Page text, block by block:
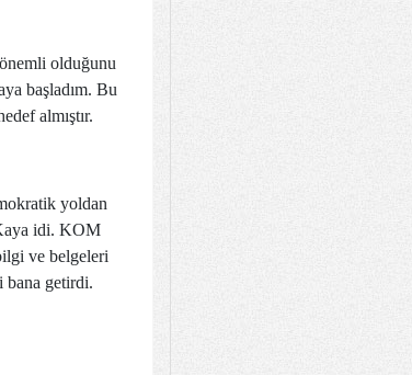
olduğunu
başladım. Bu
almıştır.
yoldan
idi. KOM
ve belgeleri
bana getirdi.